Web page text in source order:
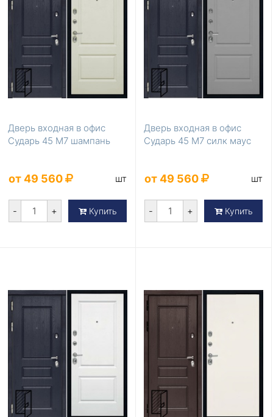
Дверь входная в офис
Сударь 45 М7 шампань
от 49 560 шт
- + Купить
Дверь входная в офис
Сударь 45 М7 силк маус
от 49 560 шт
- + Купить